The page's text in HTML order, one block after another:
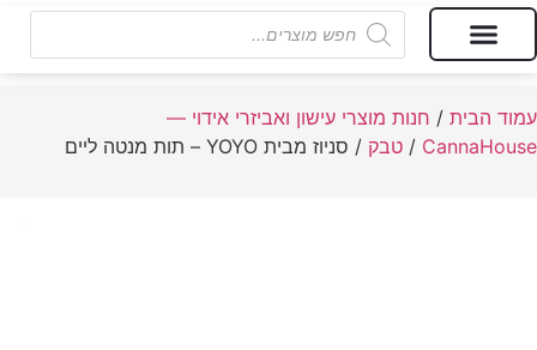
עמוד הבית / חנות מוצרי עישון ואביזרי אידוי —
CannaHouse
/ טבק / סניוז מבית YOYO – תות מנטה ליים